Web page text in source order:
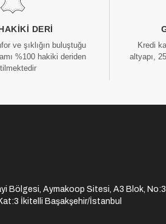
DERI
ve şıklığın buluştuğu
%100 hakiki deriden
Kredi
altyapı,
Bölgesi, Aymakoop Sitesi, A3 Blok,
İkitelli Başakşehir/İstanbul